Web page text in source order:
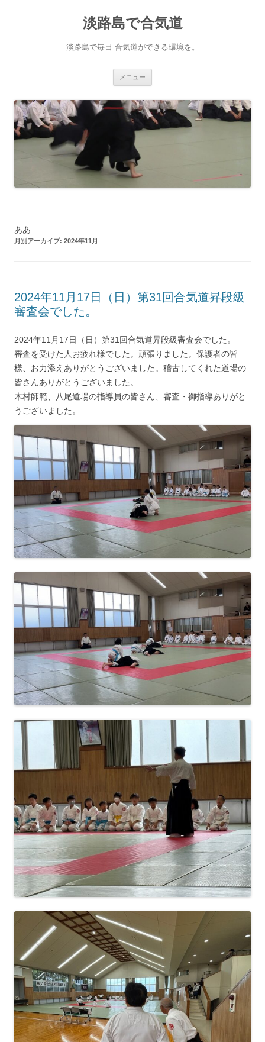
淡路島で合気道
淡路島で毎日 合気道ができる環境を。
メニュー
ああ
月別アーカイブ: 2024年11月
2024年11月17日（日）第31回合気道昇段級
審査会でした。
2024年11月17日（日）第31回合気道昇段級審査会でした。
審査を受けた人お疲れ様でした。頑張りました。保護者の皆
様、お力添えありがとうございました。稽古してくれた道場の
皆さんありがとうございました。
木村師範、八尾道場の指導員の皆さん、審査・御指導ありがと
うございました。